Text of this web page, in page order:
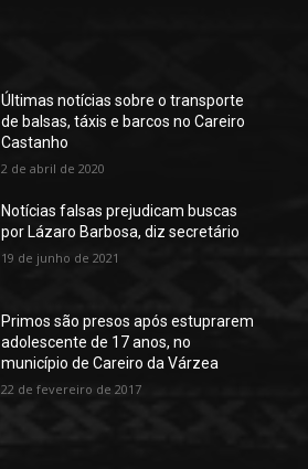
Últimas notícias sobre o transporte
de balsas, táxis e barcos no Careiro
Castanho
2 de abril de 2020
Notícias falsas prejudicam buscas
por Lázaro Barbosa, diz secretário
19 de junho de 2021
Primos são presos após estuprarem
adolescente de 17 anos, no
município de Careiro da Várzea
22 de fevereiro de 2017